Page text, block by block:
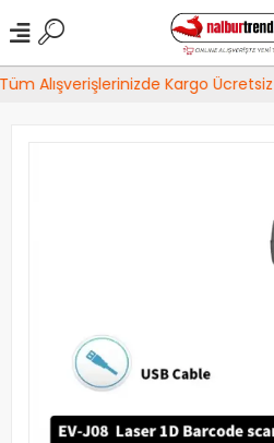
Alışverişlerinizde Kargo Ücretsiz!